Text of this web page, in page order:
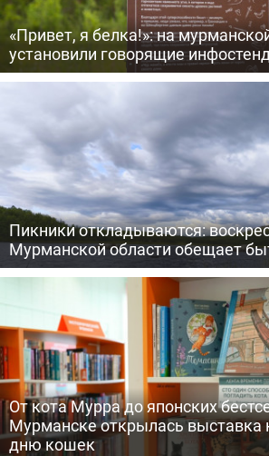
«Привет, я белка!»: на
установили говорящие
Пикники откладываются:
Мурманской области обещает
От кота Мурра до японских
Мурманске открылась выставка
дню кошек